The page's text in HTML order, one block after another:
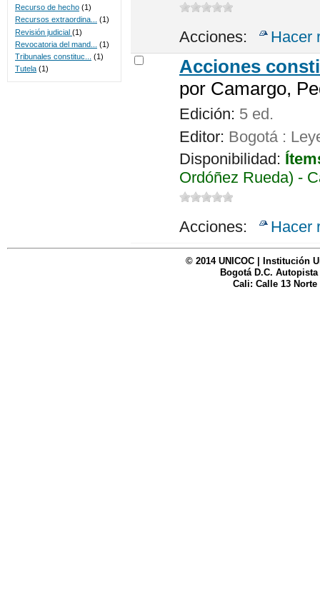
Acciones: Hacer
Acciones
por Camargo,
Edición: 5 ed.
Editor: Bogotá :
Disponibilidad:
Ordóñez Rueda) -
Acciones: Hacer
Recurso de hecho (1)
Recursos extraordina...
(1)
Revisión judicial (1)
Revocatoria del mand...
(1)
Tribunales constituc...
(1)
Tutela (1)
© 2014 UNICOC | Institución
Bogotá D.C. Autopista
Cali: Calle 13 Norte